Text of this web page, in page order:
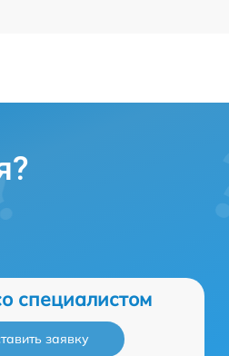
специалистом
заявку